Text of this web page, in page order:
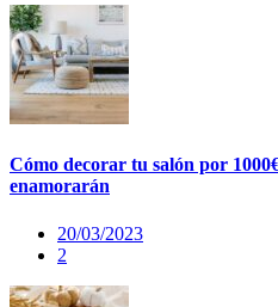
Cómo decorar tu salón por
enamorarán
20/03/2023
2